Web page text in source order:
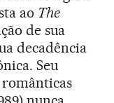
ao The
de sua
decadência
Seu